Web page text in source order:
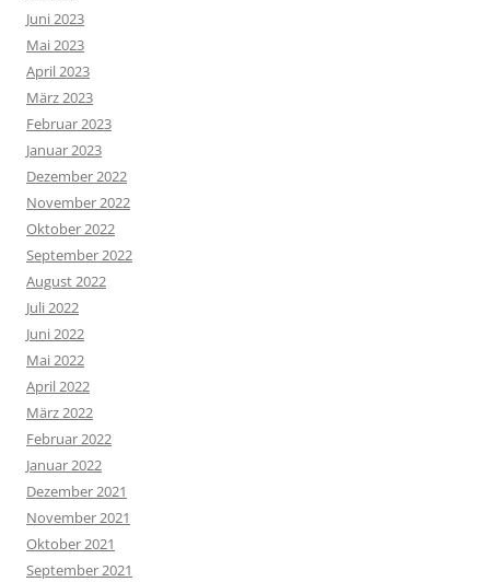
Juni 2023
Mai 2023
April 2023
März 2023
Februar 2023
Januar 2023
Dezember 2022
November 2022
Oktober 2022
September 2022
August 2022
Juli 2022
Juni 2022
Mai 2022
April 2022
März 2022
Februar 2022
Januar 2022
Dezember 2021
November 2021
Oktober 2021
September 2021